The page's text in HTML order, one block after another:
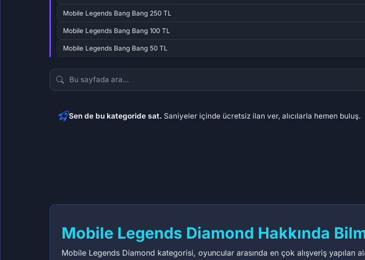
Mobile Legends Bang Bang 250 TL
Mobile Legends Bang Bang 100 TL
Mobile Legends Bang Bang 50 TL
Sen de bu kategoride sat. Saniyeler içinde ücretsiz ilan ver, alıcılarla hemen buluş.
Mobile Legends Diamond Hakkında
Mobile Legends Diamond kategorisi, oyuncular arasında en çok alışveriş yapılan